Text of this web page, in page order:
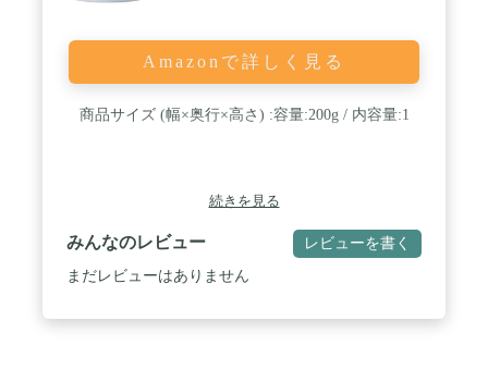
Amazonで詳しく見る
商品サイズ (幅×奥行×高さ) :容量:200g / 内容量:1
続きを見る
みんなのレビュー レビューを書く
まだレビューはありません